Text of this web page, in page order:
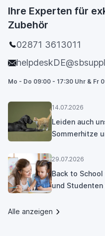
Ihre Experten für
Zubehör
02871 3613011
Mo - Do 09:00 - 17:30 Uhr & Fr
14.07.2026
Leiden auch
Sommerhitze
29.07.2026
Back to
und
Alle anzeigen